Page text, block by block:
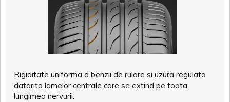
Rigiditate uniforma a benzii de rulare si uzura regulata
datorita lamelor centrale care se extind pe toata
lungimea nervurii.